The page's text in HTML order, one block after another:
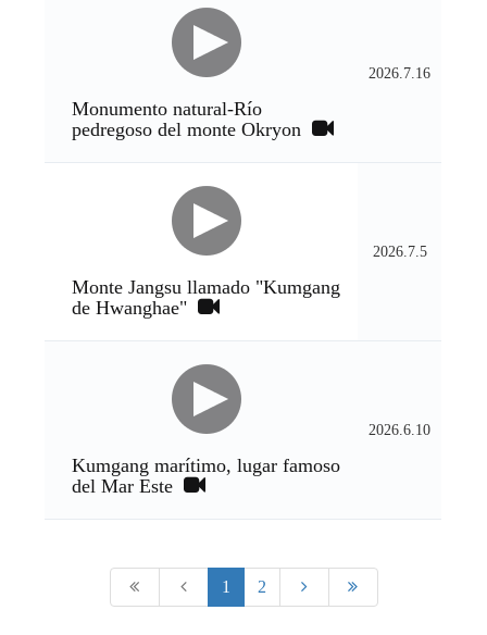
Monumento natural-Río
pedregoso del monte Okryon
2026.7.16
Monte Jangsu llamado "Kumgang
de Hwanghae"
2026.7.5
Kumgang marítimo, lugar famoso
del Mar Este
2026.6.10
1 2